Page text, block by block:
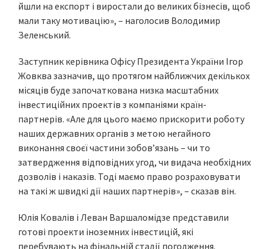
йшли на експорт і виростали до великих бізнесів, щоб
мали таку мотивацію», – наголосив Володимир
Зеленський.
Заступник керівника Офісу Президента України Ігор
Жовква зазначив, що протягом найближчих декількох
місяців буде започаткована низка масштабних
інвестиційних проектів з компаніями країн-
партнерів. «Але для цього маємо прискорити роботу
наших державних органів з метою негайного
виконання своєї частини зобов’язань – чи то
затвердження відповідних угод, чи видача необхідних
дозволів і наказів. Тоді маємо право розраховувати
на такі ж швидкі дії наших партнерів», – сказав він.
Юлія Ковалів і Леван Варшаломідзе представили
готові проекти іноземних інвестицій, які
перебувають на фінальній стадії погодження.